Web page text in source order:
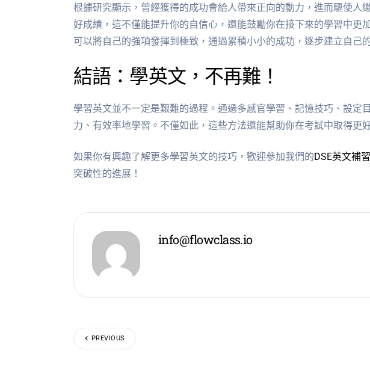
根據研究顯示，曾經獲得的成功會給人帶來正向的動力，進而驅使人
好成績，這不僅能提升你的自信心，還能鼓勵你在接下來的學習中更
可以將自己的強項發揮到極致，通過累積小小的成功，逐步建立自己
結語：學英文，不再難！
學習英文並不一定是艱難的過程。通過多感官學習、記憶技巧、設定
力、有效率地學習。不僅如此，這些方法還能幫助你在考試中取得更
如果你有興趣了解更多學習英文的技巧，歡迎參加我們的DSE英文補
突破性的進展！
info@flowclass.io
PREVIOUS